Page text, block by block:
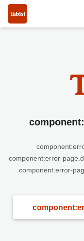
component:error-
component:error-